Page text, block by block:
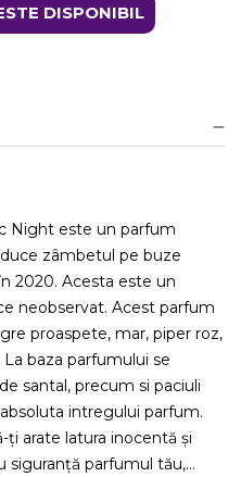
DISPONIBIL
Night este un parfum
zâmbetul pe buze
2020. Acesta este un
neobservat. Acest parfum
proaspete, mar, piper roz,
baza parfumului se
santal, precum si paciuli
intregului parfum.
ți arate latura inocentă și
siguranță parfumul tău,